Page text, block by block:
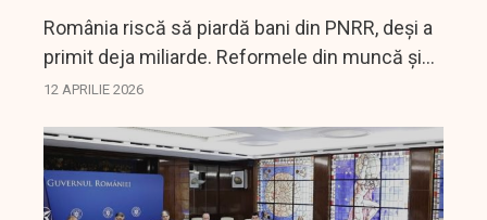
România riscă să piardă bani din PNRR, deși a
primit deja miliarde. Reformele din muncă și
pensii sunt în evaluare sau sub presiune.
12 APRILIE 2026